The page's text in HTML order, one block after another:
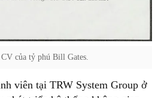
của tỷ phú Bill Gates.
viên tại TRW System Group ở